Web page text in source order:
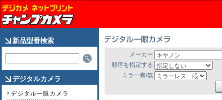
新品型番検索
デジタルカメラ
デジタル一眼カメラ
メーカー
順序を指定する
ミラー有/無